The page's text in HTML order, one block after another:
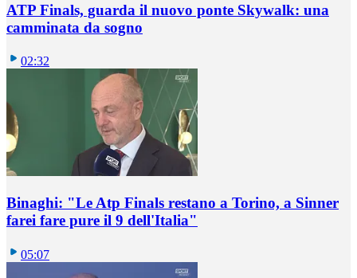
ATP Finals, guarda il nuovo ponte Skywalk: una
camminata da sogno
02:32
Binaghi: "Le Atp Finals restano a Torino, a Sinner
farei fare pure il 9 dell'Italia"
05:07